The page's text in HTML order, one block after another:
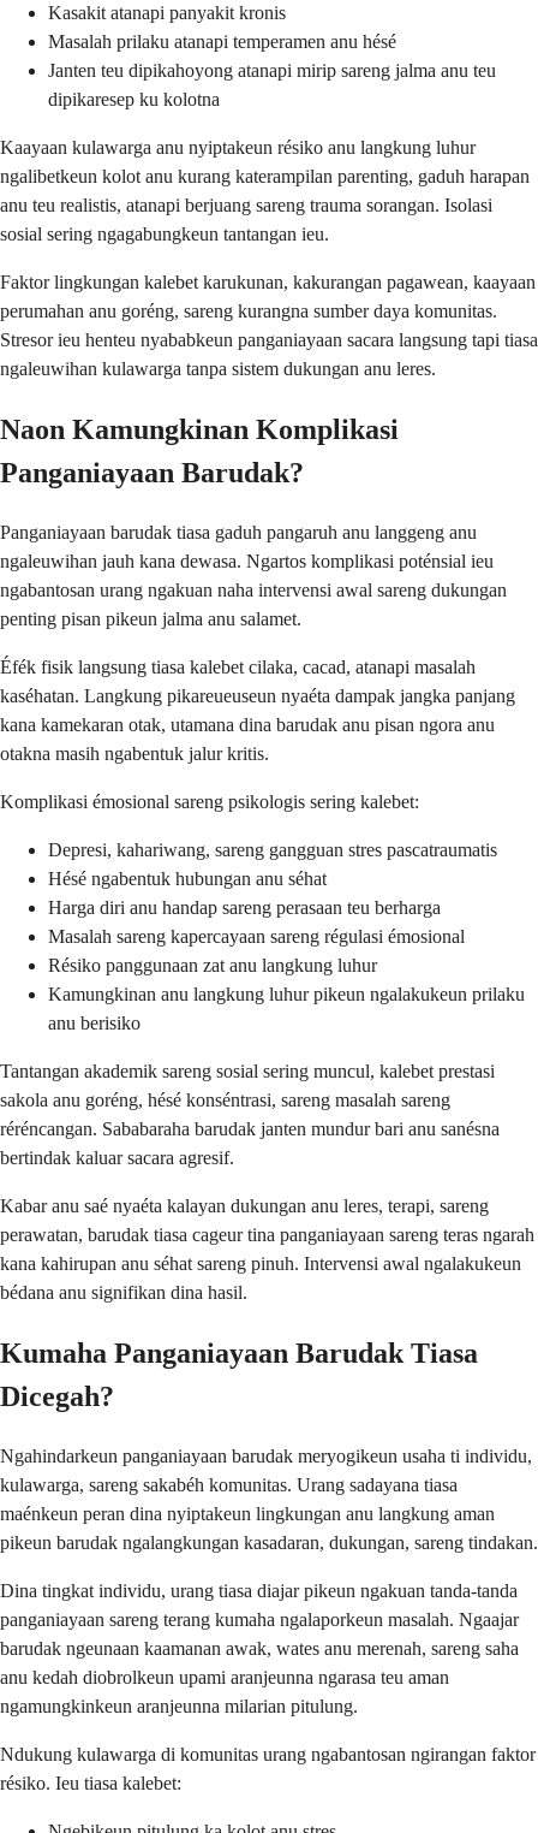
Kasakit atanapi panyakit kronis
Masalah prilaku atanapi temperamen anu hésé
Janten teu dipikahoyong atanapi mirip sareng jalma anu teu
dipikaresep ku kolotna
Kaayaan kulawarga anu nyiptakeun résiko anu langkung luhur
ngalibetkeun kolot anu kurang katerampilan parenting, gaduh harapan
anu teu realistis, atanapi berjuang sareng trauma sorangan. Isolasi
sosial sering ngagabungkeun tantangan ieu.
Faktor lingkungan kalebet karukunan, kakurangan pagawean, kaayaan
perumahan anu goréng, sareng kurangna sumber daya komunitas.
Stresor ieu henteu nyababkeun panganiayaan sacara langsung tapi tiasa
ngaleuwihan kulawarga tanpa sistem dukungan anu leres.
Naon Kamungkinan Komplikasi
Panganiayaan Barudak?
Panganiayaan barudak tiasa gaduh pangaruh anu langgeng anu
ngaleuwihan jauh kana dewasa. Ngartos komplikasi poténsial ieu
ngabantosan urang ngakuan naha intervensi awal sareng dukungan
penting pisan pikeun jalma anu salamet.
Éfék fisik langsung tiasa kalebet cilaka, cacad, atanapi masalah
kaséhatan. Langkung pikareueuseun nyaéta dampak jangka panjang
kana kamekaran otak, utamana dina barudak anu pisan ngora anu
otakna masih ngabentuk jalur kritis.
Komplikasi émosional sareng psikologis sering kalebet:
Depresi, kahariwang, sareng gangguan stres pascatraumatis
Hésé ngabentuk hubungan anu séhat
Harga diri anu handap sareng perasaan teu berharga
Masalah sareng kapercayaan sareng régulasi émosional
Résiko panggunaan zat anu langkung luhur
Kamungkinan anu langkung luhur pikeun ngalakukeun prilaku
anu berisiko
Tantangan akademik sareng sosial sering muncul, kalebet prestasi
sakola anu goréng, hésé konséntrasi, sareng masalah sareng
réréncangan. Sababaraha barudak janten mundur bari anu sanésna
bertindak kaluar sacara agresif.
Kabar anu saé nyaéta kalayan dukungan anu leres, terapi, sareng
perawatan, barudak tiasa cageur tina panganiayaan sareng teras ngarah
kana kahirupan anu séhat sareng pinuh. Intervensi awal ngalakukeun
bédana anu signifikan dina hasil.
Kumaha Panganiayaan Barudak Tiasa
Dicegah?
Ngahindarkeun panganiayaan barudak meryogikeun usaha ti individu,
kulawarga, sareng sakabéh komunitas. Urang sadayana tiasa
maénkeun peran dina nyiptakeun lingkungan anu langkung aman
pikeun barudak ngalangkungan kasadaran, dukungan, sareng tindakan.
Dina tingkat individu, urang tiasa diajar pikeun ngakuan tanda-tanda
panganiayaan sareng terang kumaha ngalaporkeun masalah. Ngaajar
barudak ngeunaan kaamanan awak, wates anu merenah, sareng saha
anu kedah diobrolkeun upami aranjeunna ngarasa teu aman
ngamungkinkeun aranjeunna milarian pitulung.
Ndukung kulawarga di komunitas urang ngabantosan ngirangan faktor
résiko. Ieu tiasa kalebet: